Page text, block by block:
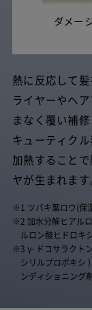
熱に反応して
ライヤーやヘ
まなく覆い補
キューティク
加熱すること
ヤが生まれます
※1 ツバキ葉ロウ(保
※2 加水分解ヒアル
ルロン酸ヒドロキ
※3 γ- ドコサラクト
シリルプロポキシ
ンディショニング